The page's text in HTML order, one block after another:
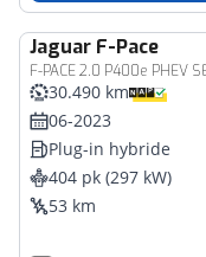
Jaguar F-Pace
30.490 km
06-2023
Plug-in hybride
404 pk (297 kW)
53 km